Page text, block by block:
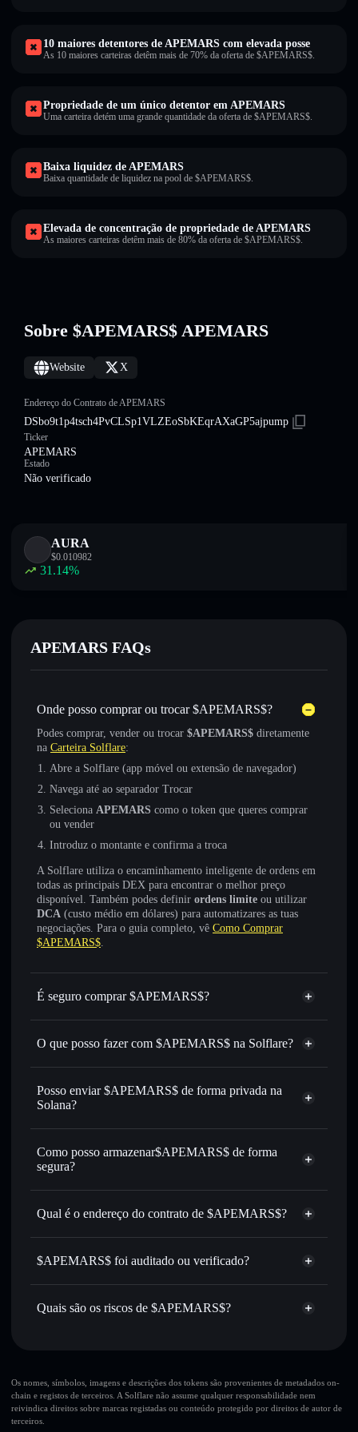
10 maiores detentores de APEMARS com elevada posse
As 10 maiores carteiras detêm mais de 70% da oferta de $APEMARS$.
Propriedade de um único detentor em APEMARS
Uma carteira detém uma grande quantidade da oferta de $APEMARS$.
Baixa liquidez de APEMARS
Baixa quantidade de liquidez na pool de $APEMARS$.
Elevada de concentração de propriedade de APEMARS
As maiores carteiras detêm mais de 80% da oferta de $APEMARS$.
Sobre $APEMARS$ APEMARS
Website X
Endereço do Contrato de APEMARS
DSbo9t1p4tsch4PvCLSp1VLZEoSbKEqrAXaGP5ajpump
Ticker
APEMARS
Estado
Não verificado
AURA
$0.010982
31.14%
APEMARS FAQs
Onde posso comprar ou trocar $APEMARS$?
Podes comprar, vender ou trocar $APEMARS$ diretamente
na Carteira Solflare:
Abre a Solflare (app móvel ou extensão de navegador)
Navega até ao separador Trocar
Seleciona APEMARS como o token que queres comprar
ou vender
Introduz o montante e confirma a troca
A Solflare utiliza o encaminhamento inteligente de ordens em
todas as principais DEX para encontrar o melhor preço
disponível. Também podes definir ordens limite ou utilizar
DCA (custo médio em dólares) para automatizares as tuas
negociações. Para o guia completo, vê Como Comprar
$APEMARS$.
É seguro comprar $APEMARS$?
$APEMARS$ não está verificado
O que posso fazer com $APEMARS$ na Solflare?
$APEMARS$
Carteira Solflare
Trocar instantaneamente— trocar APEMARS por SOL,
USDC ou milhares de outros tokens Solana com
melhor preço disponível
Definir ordens limite— automatizar transações ao teu
preço-alvo para APEMARS
Utilizar DCA— investir de forma faseada ao longo do
Enviar de forma privada
— transferir APEMARS sem
associar publicamente as carteiras usando o Agregador de
volume, capitalização de mercado e liquidez de APEMARS
Manter em segurança— guardar APEMARS numa
Posso enviar $APEMARS$ de forma privada na
Solana?
Agregador de Privacidade
Como posso armazenar$APEMARS$ de forma
segura?
$APEMARS$
Agregador de Privacidade
Qual é o endereço do contrato de $APEMARS$?
$APEMARS$
Solflare
$APEMARS$ foi auditado ou verificado?
$APEMARS$ não está verificado
Quais são os riscos de $APEMARS$?
10 principais carteiras
$APEMARS$
única carteira
Os nomes, símbolos, imagens e descrições dos tokens são provenientes de metadados on-
chain e registos de terceiros. A Solflare não assume qualquer responsabilidade nem
reivindica direitos sobre marcas registadas ou conteúdo protegido por direitos de autor de
terceiros.